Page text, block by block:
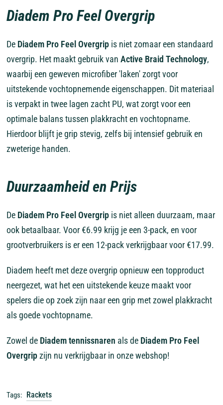
Diadem Pro Feel Overgrip
De Diadem Pro Feel Overgripis niet zomaar een standaard
overgrip. Het maakt gebruik van Active Braid Technology,
waarbij een geweven microfiber 'laken' zorgt voor
uitstekende vochtopnemende eigenschappen. Dit materiaal
is verpakt in twee lagen zacht PU, wat zorgt voor een
optimale balans tussen plakkracht en vochtopname.
Hierdoor blijft je grip stevig, zelfs bij intensief gebruik en
zweterige handen.
Duurzaamheid en Prijs
De Diadem Pro Feel Overgripis niet alleen duurzaam, maar
ook betaalbaar. Voor €6.99 krijg je een 3-pack, en voor
grootverbruikers is er een 12-pack verkrijgbaar voor €17.99.
Diadem heeft met deze overgrip opnieuw een topproduct
neergezet, wat het een uitstekende keuze maakt voor
spelers die op zoek zijn naar een grip met zowel plakkracht
als goede vochtopname.
Zowel de Diadem tennissnaren als de Diadem Pro Feel
Overgripzijn nu verkrijgbaar in onze webshop!
Tags: Rackets